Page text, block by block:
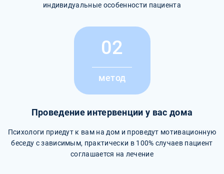
индивидуальные особенности пациента
02
метод
Проведение интервенции у вас дома
Психологи приедут к вам на дом и проведут мотивационную
беседу с зависимым, практически в 100% случаев пациент
соглашается на лечение